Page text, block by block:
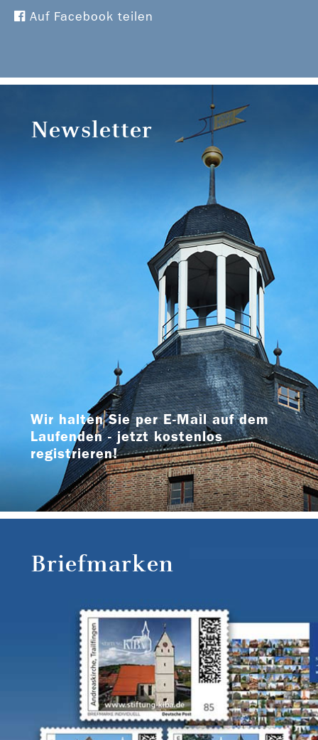
Auf Facebook teilen
Newsletter
Wir halten Sie per E-Mail auf dem
Laufenden - jetzt kostenlos
registrieren!
Briefmarken